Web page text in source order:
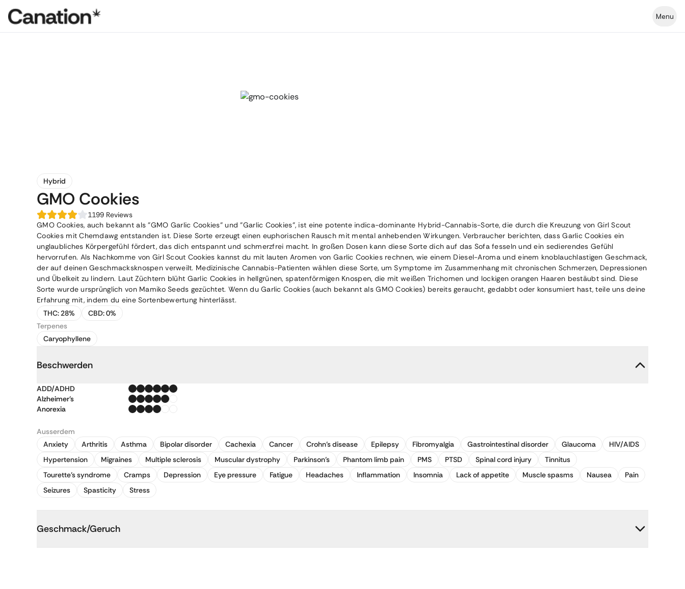
Menu
Hybrid
GMO Cookies
1199 Reviews
GMO Cookies, auch bekannt als "GMO Garlic Cookies" und "Garlic Cookies", ist eine potente indica-dominante Hybrid-Cannabis-Sorte, die durch die Kreuzung von Girl Scout
Cookies mit Chemdawg entstanden ist. Diese Sorte erzeugt einen euphorischen Rausch mit mental anhebenden Wirkungen. Verbraucher berichten, dass Garlic Cookies ein
unglaubliches Körpergefühl fördert, das dich entspannt und schmerzfrei macht. In großen Dosen kann diese Sorte dich auf das Sofa fesseln und ein sedierendes Gefühl
hervorrufen. Als Nachkomme von Girl Scout Cookies kannst du mit lauten Aromen von Garlic Cookies rechnen, wie einem Diesel-Aroma und einem knoblauchlastigen Geschmack,
der auf deinen Geschmacksknospen verweilt. Medizinische Cannabis-Patienten wählen diese Sorte, um Symptome im Zusammenhang mit chronischen Schmerzen, Depressionen
und Übelkeit zu lindern. Laut Züchtern blüht Garlic Cookies in hellgrünen, spatenförmigen Knospen, die mit weißen Trichomen und lockigen orangen Haaren bestäubt sind. Diese
Sorte wurde ursprünglich von Mamiko Seeds gezüchtet. Wenn du Garlic Cookies (auch bekannt als GMO Cookies) bereits geraucht, gedabbt oder konsumiert hast, teile uns deine
Erfahrung mit, indem du eine Sortenbewertung hinterlässt.
THC:28% CBD:0%
Terpenes
Caryophyllene
Beschwerden
ADD/ADHD
Alzheimer's
Anorexia
Ausserdem
Anxiety
Arthritis Asthma Bipolar disorder Cachexia Cancer Crohn's disease Epilepsy Fibromyalgia Gastrointestinal disorder Glaucoma
HIV/AIDS
Hypertension
Migraines Multiple sclerosis Muscular dystrophy Parkinson's Phantom limb pain PMS PTSD Spinal cord injury
Tinnitus
Tourette's syndrome
Cramps Depression Eye pressure Fatigue Headaches Inflammation Insomnia Lack of appetite Muscle spasms Nausea
Pain
Seizures
Spasticity Stress
Geschmack/Geruch